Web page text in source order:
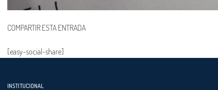
COMPARTIR ESTA ENTRADA
[easy-social-share]
INSTITUCIONAL